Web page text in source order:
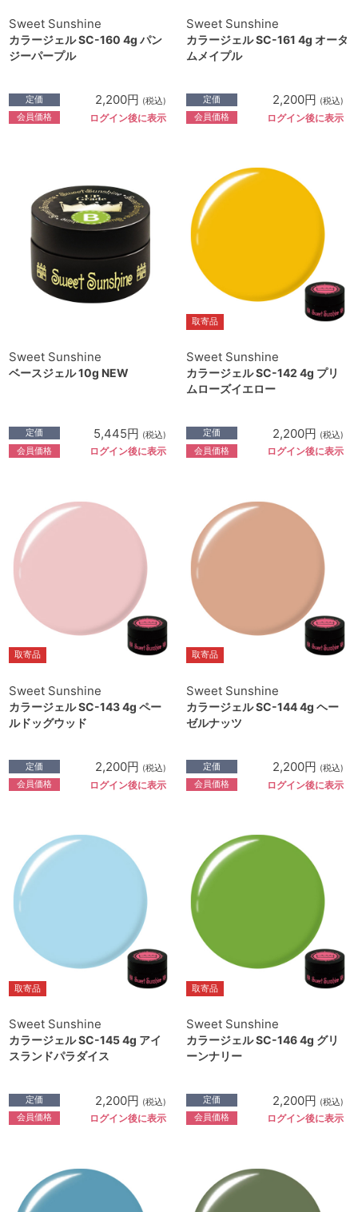
Sweet Sunshine
カラージェル SC-160 4g パン
ジーパープル
定価 2,200円 (税込)
会員価格 ログイン後に表示
Sweet Sunshine
カラージェル SC-161 4g オータ
ムメイプル
定価 2,200円 (税込)
会員価格 ログイン後に表示
Sweet Sunshine
ベースジェル 10g NEW
定価 5,445円 (税込)
会員価格 ログイン後に表示
取寄品
Sweet Sunshine
カラージェル SC-142 4g プリ
ムローズイエロー
定価 2,200円 (税込)
会員価格 ログイン後に表示
取寄品
Sweet Sunshine
カラージェル SC-143 4g ペー
ルドッグウッド
定価 2,200円 (税込)
会員価格 ログイン後に表示
取寄品
Sweet Sunshine
カラージェル SC-144 4g ヘー
ゼルナッツ
定価 2,200円 (税込)
会員価格 ログイン後に表示
取寄品
Sweet Sunshine
カラージェル SC-145 4g アイ
スランドパラダイス
定価 2,200円 (税込)
会員価格 ログイン後に表示
取寄品
Sweet Sunshine
カラージェル SC-146 4g グリ
ーンナリー
定価 2,200円 (税込)
会員価格 ログイン後に表示